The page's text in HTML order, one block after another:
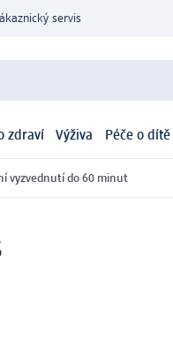
servis
zdraví Výživa Péče o dítě
vyzvednutí do 60 minut